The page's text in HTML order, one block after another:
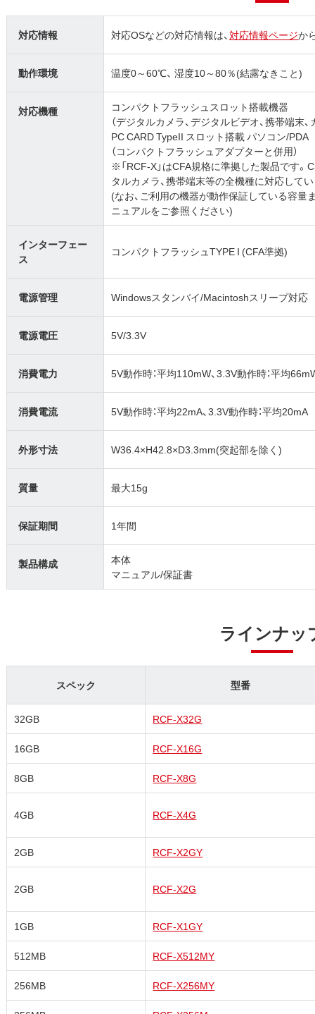
対応情報 対応OSなどの対応情報は、対応情報ページか
動作環境 温度0～60℃、 湿度10～80％(結露なきこと)
対応機種
コンパクトフラッシュスロット搭載機器
（デジタルカメラ、デジタルビデオ、携帯端末
PC CARD TypeII スロット搭載 パソコン/PDA
（コンパクトフラッシュアダプターと併用）
※「RCF-X」はCFA規格に準拠した製品です
タルカメラ、携帯端末等の全機種に対応して
(なお、ご利用の機器が動作保証している容
ニュアルをご参照ください)
インターフェー
ス
コンパクトフラッシュTYPE I (CFA準拠)
電源管理 Windowsスタンバイ/Macintoshスリープ対応
電源電圧 5V/3.3V
消費電力 5V動作時：平均110mW、3.3V動作時：平均
消費電流 5V動作時：平均22mA、3.3V動作時：平均20mA
外形寸法 W36.4×H42.8×D3.3mm(突起部を除く)
質量 最大15g
保証期間 1年間
製品構成
本体
マニュアル/保証書
ラインナッ
スペック 型番
32GB RCF-X32G
16GB RCF-X16G
8GB RCF-X8G
4GB RCF-X4G
2GB RCF-X2GY
2GB RCF-X2G
1GB RCF-X1GY
512MB RCF-X512MY
256MB RCF-X256MY